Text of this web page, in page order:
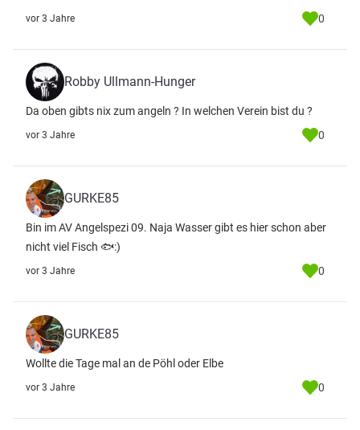
vor 3 Jahre 0
Robby Ullmann-Hunger
Da oben gibts nix zum angeln ? In welchen Verein bist du ?
vor 3 Jahre 0
GURKE85
Bin im AV Angelspezi 09. Naja Wasser gibt es hier schon aber
nicht viel Fisch 🐟:)
vor 3 Jahre 0
GURKE85
Wollte die Tage mal an de Pöhl oder Elbe
vor 3 Jahre 0